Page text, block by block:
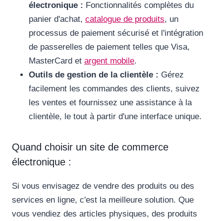
électronique : Fonctionnalités complètes du
panier d'achat, catalogue de produits, un
processus de paiement sécurisé et l'intégration
de passerelles de paiement telles que Visa,
MasterCard et argent mobile.
Outils de gestion de la clientèle : Gérez
facilement les commandes des clients, suivez
les ventes et fournissez une assistance à la
clientèle, le tout à partir d'une interface unique.
Quand choisir un site de commerce
électronique :
Si vous envisagez de vendre des produits ou des
services en ligne, c'est la meilleure solution. Que
vous vendiez des articles physiques, des produits